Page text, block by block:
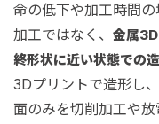
命の低下や加工時間
加工ではなく、 金属
終形状に近い状態での
3Dプリントで造形し
面のみを切削加工や